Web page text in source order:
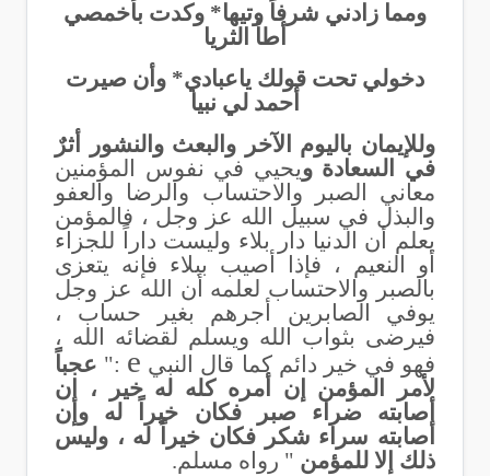
ومما زادني شرفاً وتيها* وكدت بأخمصي
أطأ الثريا
دخولي تحت قولك ياعبادي* وأن صيرت
أحمد لي نبيا
وللإيمان باليوم الآخر والبعث والنشور أثرٌ
في السعادة ويحيي في نفوس المؤمنين
معاني الصبر والاحتساب والرضا والعفو
والبذل في سبيل الله عز وجل ، فالمؤمن
يعلم أن الدنيا دار بلاء وليست داراً للجزاء
أو النعيم ، فإذا أصيب ببلاء فإنه يتعزى
بالصبر والاحتساب لعلمه أن الله عز وجل
يوفي الصابرين أجرهم بغير حساب ،
فيرضى بثواب الله ويسلم لقضائه الله ،
فهو في خير دائم كما قال النبي e
:" عجباً
لأمر المؤمن إن أمره كله له خير ، إن
أصابته ضراء صبر فكان خيراً له وإن
أصابته سراء شكر فكان خيراً له ، وليس
ذلك إلا للمؤمن " رواه مسلم.